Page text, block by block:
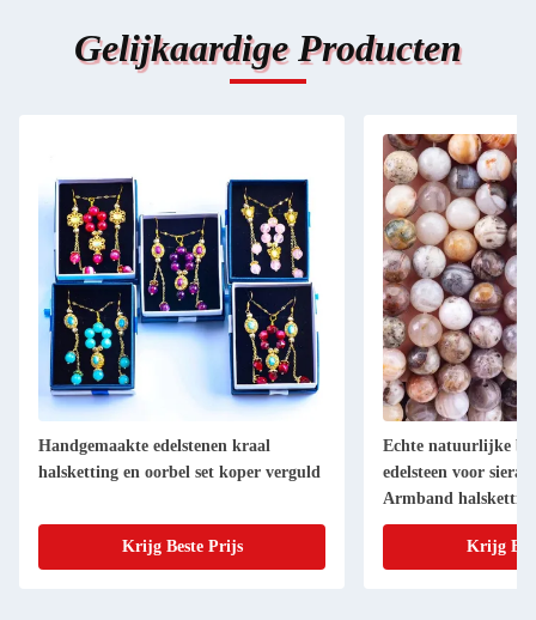
Gelijkaardige Producten
Handgemaakte edelstenen kraal
halsketting en oorbel set koper verguld
Krijg Beste Prijs
Echte natuurlijke
edelsteen voor
Armband
Krijg